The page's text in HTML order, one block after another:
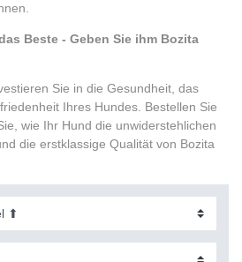
Beste - Geben Sie ihm Bozita
Sie in die Gesundheit, das
Ihres Hundes. Bestellen Sie
wie Ihr Hund die unwiderstehlichen
die erstklassige Qualität von Bozita